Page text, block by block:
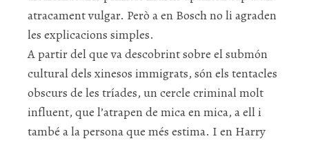
atracament vulgar. Però a en Bosch no li agraden
les explicacions simples.
A partir del que va descobrint sobre el submón
cultural dels xinesos immigrats, són els tentacles
obscurs de les tríades, un cercle criminal molt
influent, que l’atrapen de mica en mica, a ell i
també a la persona que més estima. I en Harry